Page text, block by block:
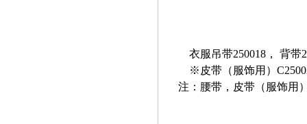
衣服吊带250018， 背带
※皮带（服饰用）
注：腰带，皮带（服饰用